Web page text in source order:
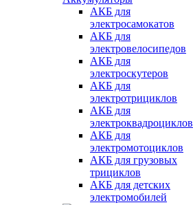
АКБ для
электросамокатов
АКБ для
электровелосипедов
АКБ для
электроскутеров
АКБ для
электротрициклов
АКБ для
электроквадроциклов
АКБ для
электромотоциклов
АКБ для грузовых
трициклов
АКБ для детских
электромобилей